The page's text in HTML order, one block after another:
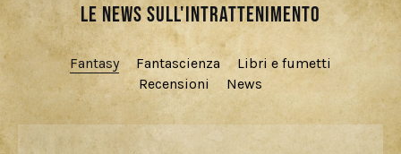
Le news sull'intrattenimento
Fantasy Fantascienza
Libri e fumetti
Recensioni
News